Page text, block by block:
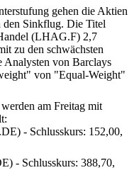
gehen die Aktien
Sinkflug. Die Titel
(LHAG.F) 2,7
zu den schwächsten
von Barclays
von "Equal-Weight"
am Freitag mit
- Schlusskurs: 152,00,
- Schlusskurs: 388,70,